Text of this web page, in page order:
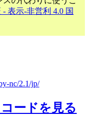
- 表示-非営利 4.0 国
nc/2.1/jp/
ードを見る